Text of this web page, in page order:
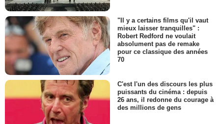
"Il y a certains films qu'il vaut
mieux laisser tranquilles" :
Robert Redford ne voulait
absolument pas de remake
pour ce classique des années
70
C'est l'un des discours les plus
puissants du cinéma : depuis
26 ans, il redonne du courage à
des millions de gens